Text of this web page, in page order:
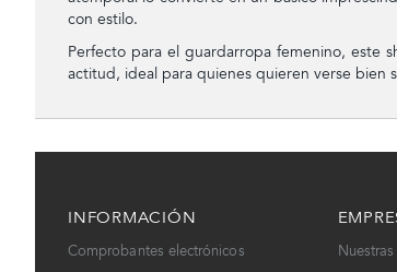
con estilo.
Perfecto para el guardarropa femenino, este
actitud, ideal para quienes quieren verse bien
INFORMACIÓN
Comprobantes electrónicos